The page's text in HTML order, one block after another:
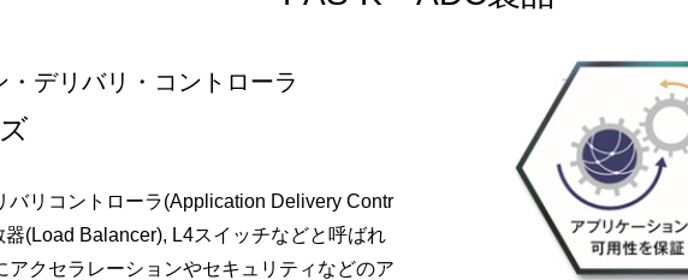
・デリバリ・コントローラ
バリコントローラ(Application Delivery Contr
(Load Balancer), L4スイッチなどと呼ばれ
アクセラレーションやセキュリティなどのア